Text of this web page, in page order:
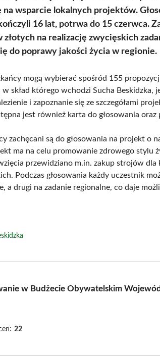
na wsparcie lokalnych projektów.
16 lat, potrwa do 15 czerwca.
złotych na realizację zwycięskich
do poprawy jakości życia w regionie.
mogą wybierać spośród 155
skład którego wchodzi Sucha Beskidzka,
i zapoznanie się ze szczegółami
jest również karta do głosowania
zachęcani są do głosowania na projekt o
ma na celu promowanie zdrowego stylu
przewidziano m.in. zakup strojów
Podczas głosowania każdy uczestnik
a drugi na zadanie regionalne, co daje
w Budżecie Obywatelskim
22